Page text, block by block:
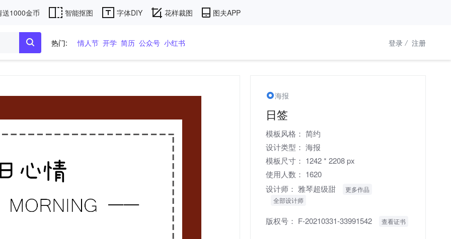
送1000金币 智能抠图 字体DIY 花样裁图 图夫APP
热门: 情人节 开学 简历 公众号 小红书 登录 / 注册
海报
日签
模板风格： 简约
设计类型： 海报
模板尺寸： 1242 * 2208 px
使用人数： 1620
设计师： 雅琴超级甜
更多作品
全部设计师
版权号： F-20210331-33991542 查看证书